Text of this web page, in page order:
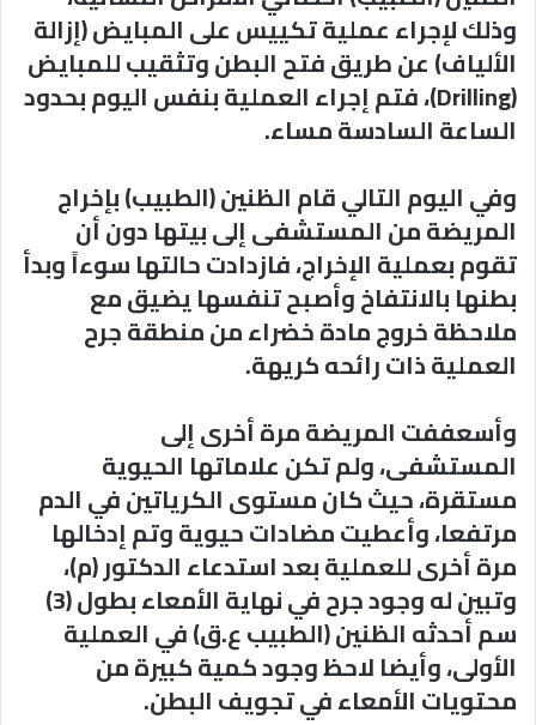
وذلك لإجراء عملية تكييس على المبايض (إزالة
الألياف) عن طريق فتح البطن وتثقيب للمبايض
(Drilling)، فتم إجراء العملية بنفس اليوم بحدود
الساعة السادسة مساء.
وفي اليوم التالي قام الظنين (الطبيب) بإخراج
المريضة من المستشفى إلى بيتها دون أن
تقوم بعملية الإخراج، فازدادت حالتها سوءاً وبدأ
بطنها بالانتفاخ وأصبح تنفسها يضيق مع
ملاحظة خروج مادة خضراء من منطقة جرح
العملية ذات رائحه كريهة.
وأسعففت المريضة مرة أخرى إلى
المستشفى، ولم تكن علاماتها الحيوية
مستقرة، حيث كان مستوى الكرياتين في الدم
مرتفعا، وأعطيت مضادات حيوية وتم إدخالها
مرة أخرى للعملية بعد استدعاء الدكتور (م)،
وتبين له وجود جرح في نهاية الأمعاء بطول (3)
سم أحدثه الظنين (الطبيب ع.ق) في العملية
الأولى، وأيضا لاحظ وجود كمية كبيرة من
محتويات الأمعاء في تجويف البطن.